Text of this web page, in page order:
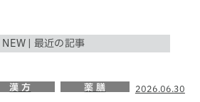
| NEW | 最近の記事
漢 方 薬 膳 2026.06.30